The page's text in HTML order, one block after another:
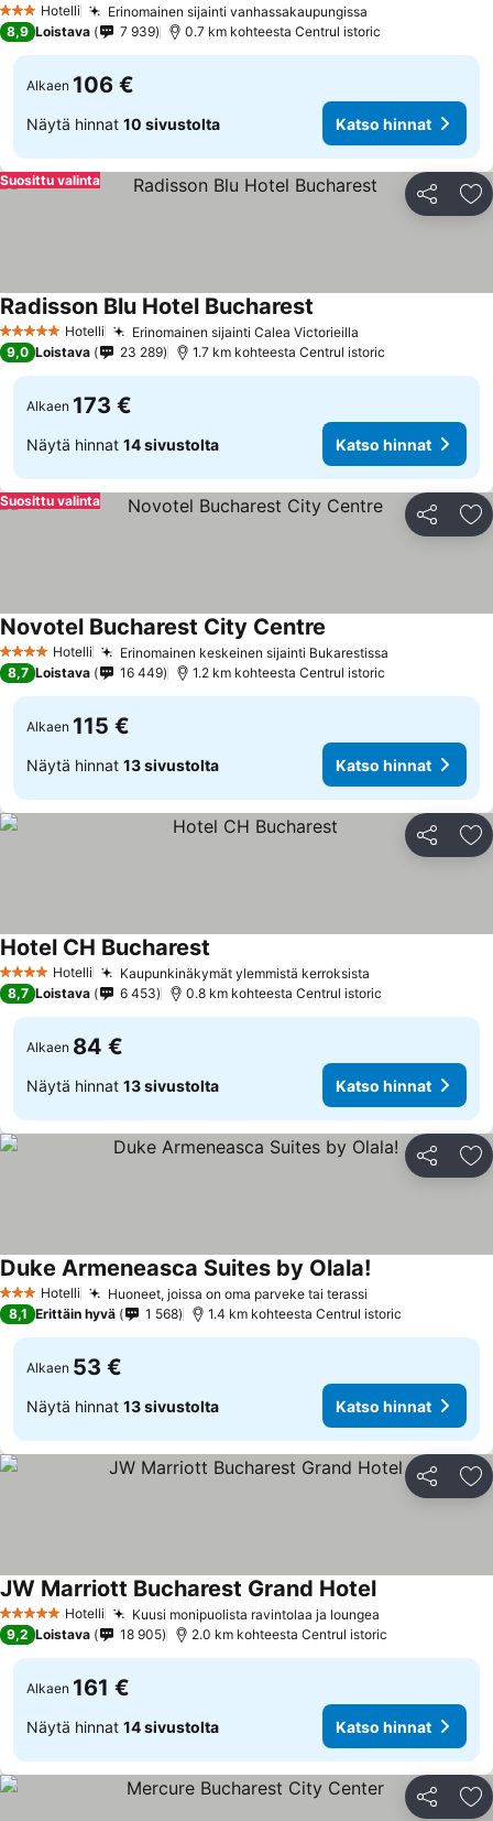
3 Tähtiluokitus
Hotelli
Erinomainen sijainti vanhassakaupungissa
8,9 Loistava 7 939 0.7 km kohteesta Centrul istoric
Alkaen 106 €
Näytä hinnat 10 sivustolta Katso hinnat
Jaa
Suosittu valinta
5 Tähtiluokitus
Hotelli Erinomainen sijainti Calea Victorieilla
Radisson Blu Hotel Bucharest
9,0 Loistava 23 289 1.7 km kohteesta Centrul istoric
Alkaen 173 €
Näytä hinnat 14 sivustolta Katso hinnat
Jaa
Suosittu valinta
4 Tähtiluokitus
Hotelli Erinomainen keskeinen sijainti Bukarestissa
Novotel Bucharest City Centre
8,7 Loistava 16 449 1.2 km kohteesta Centrul istoric
Alkaen 115 €
Näytä hinnat 13 sivustolta Katso hinnat
Jaa
4 Tähtiluokitus
Hotelli Kaupunkinäkymät ylemmistä kerroksista
Hotel CH Bucharest
8,7 Loistava 6 453 0.8 km kohteesta Centrul istoric
Alkaen 84 €
Näytä hinnat 13 sivustolta Katso hinnat
Jaa
3 Tähtiluokitus
Hotelli Huoneet, joissa on oma parveke tai terassi
Duke Armeneasca Suites by Olala!
8,1 Erittäin hyvä 1 568 1.4 km kohteesta Centrul istoric
Alkaen 53 €
Näytä hinnat 13 sivustolta Katso hinnat
Jaa
5 Tähtiluokitus
Hotelli Kuusi monipuolista ravintolaa ja loungea
JW Marriott Bucharest Grand Hotel
9,2 Loistava 18 905 2.0 km kohteesta Centrul istoric
Alkaen 161 €
Näytä hinnat 14 sivustolta Katso hinnat
Jaa